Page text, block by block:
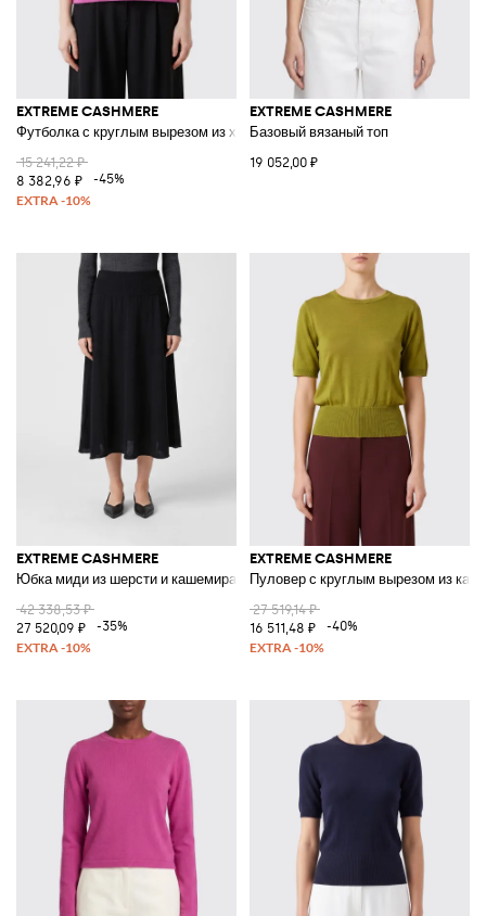
EXTREME CASHMERE
Футболка с круглым вырезом из хлопка и кашемира
15 241,22 ₽
8 382,96 ₽
-45%
EXTREME CASHMERE
Базовый вязаный топ
19 052,00 ₽
EXTREME CASHMERE
Юбка миди из шерсти и кашемира
42 338,53 ₽
27 520,09 ₽
-35%
EXTREME CASHMERE
Пуловер с круглым вырезом из
27 519,14 ₽
16 511,48 ₽
-40%